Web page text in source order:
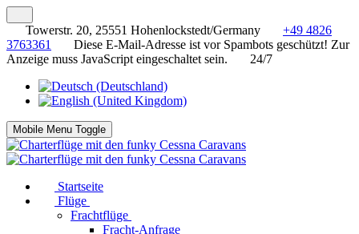
Towerstr. 20, 25551 Hohenlockstedt/Germany
+49 4826
3763361
Diese E-Mail-Adresse ist vor Spambots geschützt! Zur
Anzeige muss JavaScript eingeschaltet sein.
24/7
Mobile Menu Toggle
Startseite
Flüge
Frachtflüge
Fracht-Anfrage